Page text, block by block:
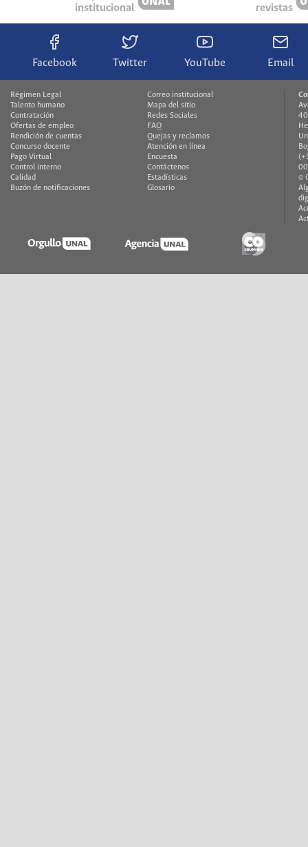
institucional
revistas
Facebook Twitter YouTube Email
Régimen Legal
Talento humano
Contratación
Ofertas de empleo
Rendición de cuentas
Concurso docente
Pago Virtual
Control interno
Calidad
Buzón de notificaciones
Correo institucional
Mapa del sitio
Redes Sociales
FAQ
Quejas y reclamos
Atención en línea
Encuesta
Contáctenos
Estadísticas
Glosario
©